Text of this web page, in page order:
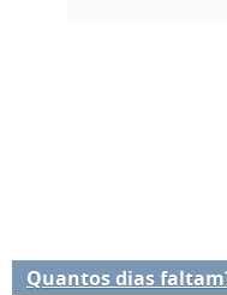
Quantos dias